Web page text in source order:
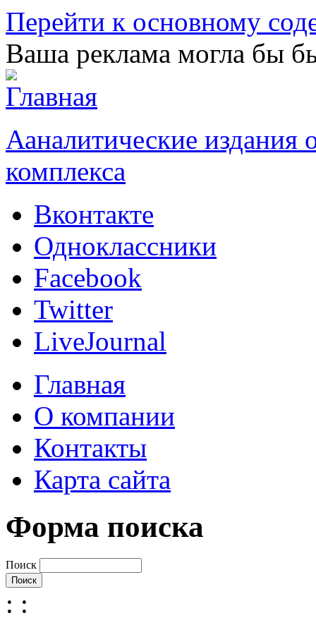
Перейти к основному
Ваша реклама могла бы
Ааналитические
комплекса
Вконтакте
Одноклассники
Facebook
Twitter
LiveJournal
Главная
О компании
Контакты
Карта сайта
Форма поиска
Поиск
: :